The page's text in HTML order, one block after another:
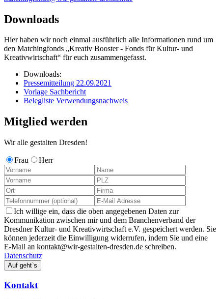
Downloads
Hier haben wir noch einmal ausführlich alle Informationen rund um
den Matchingfonds „Kreativ Booster - Fonds für Kultur- und
Kreativwirtschaft“ für euch zusammengefasst.
Downloads:
Pressemitteilung 22.09.2021
Vorlage Sachbericht
Belegliste Verwendungsnachweis
Mitglied werden
Wir alle gestalten Dresden!
Frau Herr
Ich willige ein, dass die oben angegebenen Daten zur
Kommunikation zwischen mir und dem Branchenverband der
Dresdner Kultur- und Kreativwirtschaft e.V. gespeichert werden. Sie
können jederzeit die Einwilligung widerrufen, indem Sie und eine
E-Mail an kontakt@wir-gestalten-dresden.de schreiben.
Datenschutz
Kontakt